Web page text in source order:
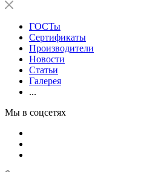
ГОСТы
Сертификаты
Производители
Новости
Статьи
Галерея
...
Мы в соцсетях